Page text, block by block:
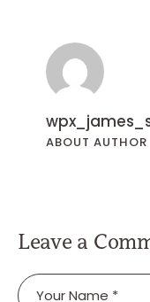
ABOUT AUTHOR
Leave a